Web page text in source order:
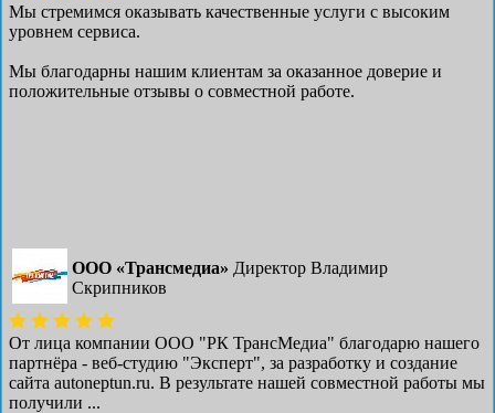
Мы стремимся оказывать качественные услуги с высоким
уровнем сервиса.
Мы благодарны нашим клиентам за оказанное доверие и
положительные отзывы о совместной работе.
ООО «Трансмедиа» Директор Владимир
Скрипников
От лица компании ООО "РК ТрансМедиа" благодарю нашего
партнёра - веб-студию "Эксперт", за разработку и создание
сайта autoneptun.ru. В результате нашей совместной работы мы
получили ...